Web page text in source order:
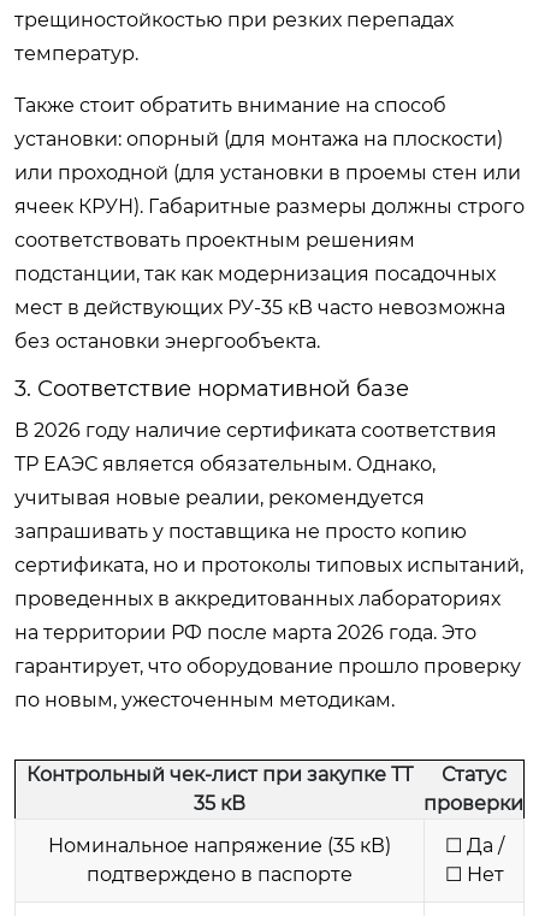
трещиностойкостью при резких перепадах
температур.
Также стоит обратить внимание на способ
установки: опорный (для монтажа на плоскости)
или проходной (для установки в проемы стен или
ячеек КРУН). Габаритные размеры должны строго
соответствовать проектным решениям
подстанции, так как модернизация посадочных
мест в действующих РУ-35 кВ часто невозможна
без остановки энергообъекта.
3. Соответствие нормативной базе
В 2026 году наличие сертификата соответствия
ТР ЕАЭС является обязательным. Однако,
учитывая новые реалии, рекомендуется
запрашивать у поставщика не просто копию
сертификата, но и протоколы типовых испытаний,
проведенных в аккредитованных лабораториях
на территории РФ после марта 2026 года. Это
гарантирует, что оборудование прошло проверку
по новым, ужесточенным методикам.
Контрольный чек-лист при закупке ТТ
35 кВ
Статус
проверки
Номинальное напряжение (35 кВ)
подтверждено в паспорте
☐ Да /
☐ Нет